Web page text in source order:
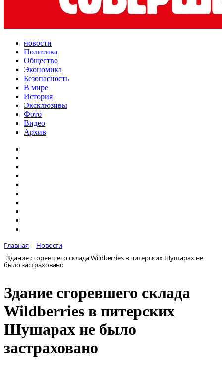
новости
Политика
Общество
Экономика
Безопасность
В мире
История
Эксклюзивы
Фото
Видео
Архив
Главная
Новости
Здание сгоревшего склада Wildberries в питерских Шушарах не
было застраховано
Здание сгоревшего склада
Wildberries в питерских
Шушарах не было
застраховано